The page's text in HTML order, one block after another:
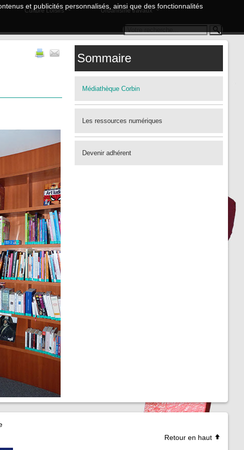
et publicités personnalisés, ainsi que des fonctionnalités
Culture Loisirs Urbanisme travaux
Sommaire
Médiathèque Corbin
Les ressources numériques
Devenir adhérent
Retour en haut